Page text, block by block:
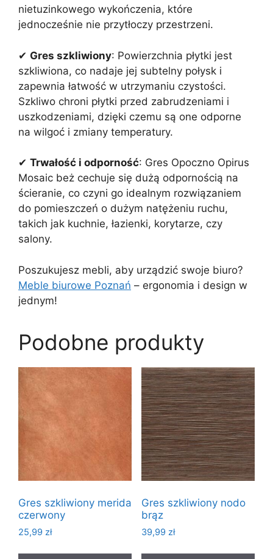
nietuzinkowego wykończenia, które
jednocześnie nie przytłoczy przestrzeni.
✔ Gres szkliwiony: Powierzchnia płytki jest
szkliwiona, co nadaje jej subtelny połysk i
zapewnia łatwość w utrzymaniu czystości.
Szkliwo chroni płytki przed zabrudzeniami i
uszkodzeniami, dzięki czemu są one odporne
na wilgoć i zmiany temperatury.
✔ Trwałość i odporność: Gres Opoczno Opirus
Mosaic beż cechuje się dużą odpornością na
ścieranie, co czyni go idealnym rozwiązaniem
do pomieszczeń o dużym natężeniu ruchu,
takich jak kuchnie, łazienki, korytarze, czy
salony.
Poszukujesz mebli, aby urządzić swoje biuro?
Meble biurowe Poznań – ergonomia i design w
jednym!
Podobne produkty
Gres szkliwiony merida
czerwony
25,99 zł
Gres szkliwiony nodo
brąz
39,99 zł